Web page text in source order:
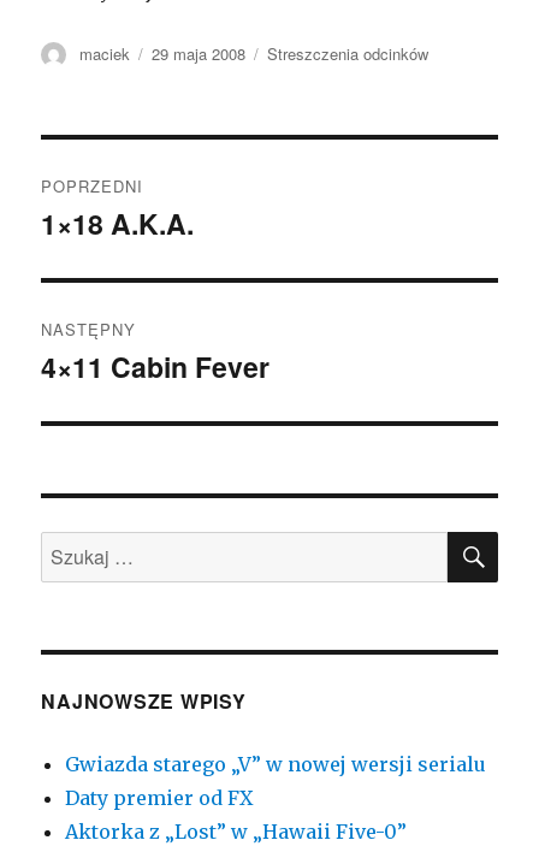
Autor
maciek Opublikowano
29 maja 2008 Kategorie
Streszczenia odcinków
wpisy
POPRZEDNI
Poprzedni
1×18 A.K.A.
NASTĘPNY
Następny
4×11 Cabin Fever
Szukaj:
NAJNOWSZE WPISY
Gwiazda starego „V” w nowej wersji serialu
Daty premier od FX
Aktorka z „Lost” w „Hawaii Five-0”